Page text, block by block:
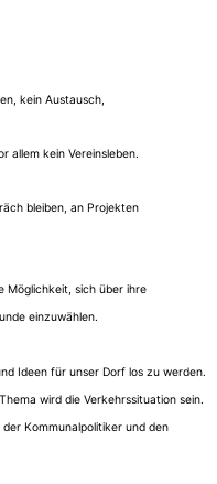
kein Austausch,
allem kein Vereinsleben.
bleiben, an Projekten
Möglichkeit, sich über ihre
einzuwählen.
Ideen für unser Dorf los zu werden.
wird die Verkehrssituation sein.
Kommunalpolitiker und den